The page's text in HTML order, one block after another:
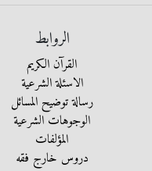
الروابط
القرآن الكريم
الاسئلة الشرعية
رسالة توضيح المسائل
الوجوهات الشرعية
المؤلفات
دروس خارج فقه